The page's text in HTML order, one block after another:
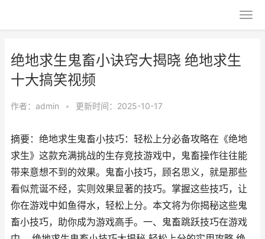
绝地求生鬼畜小诀窍大揭晓 绝地求生
十大搞笑视频
作者： admin • 更新时间：2025-10-17
摘要：绝地求生鬼畜小技巧：轻松上分必备攻略在《绝地
求生》这款充满挑战的生存竞技游戏中，鬼畜操作往往能
带来意想不到的效果。鬼畜小技巧，顾名思义，就是那些
看似荒诞不经，实则效果显著的技巧。掌握这些技巧，让
你在游戏中如鱼得水，轻松上分。本文将为你揭秘这些鬼
畜小技巧，助你成为游戏高手。一、鬼畜跳跃技巧在游戏